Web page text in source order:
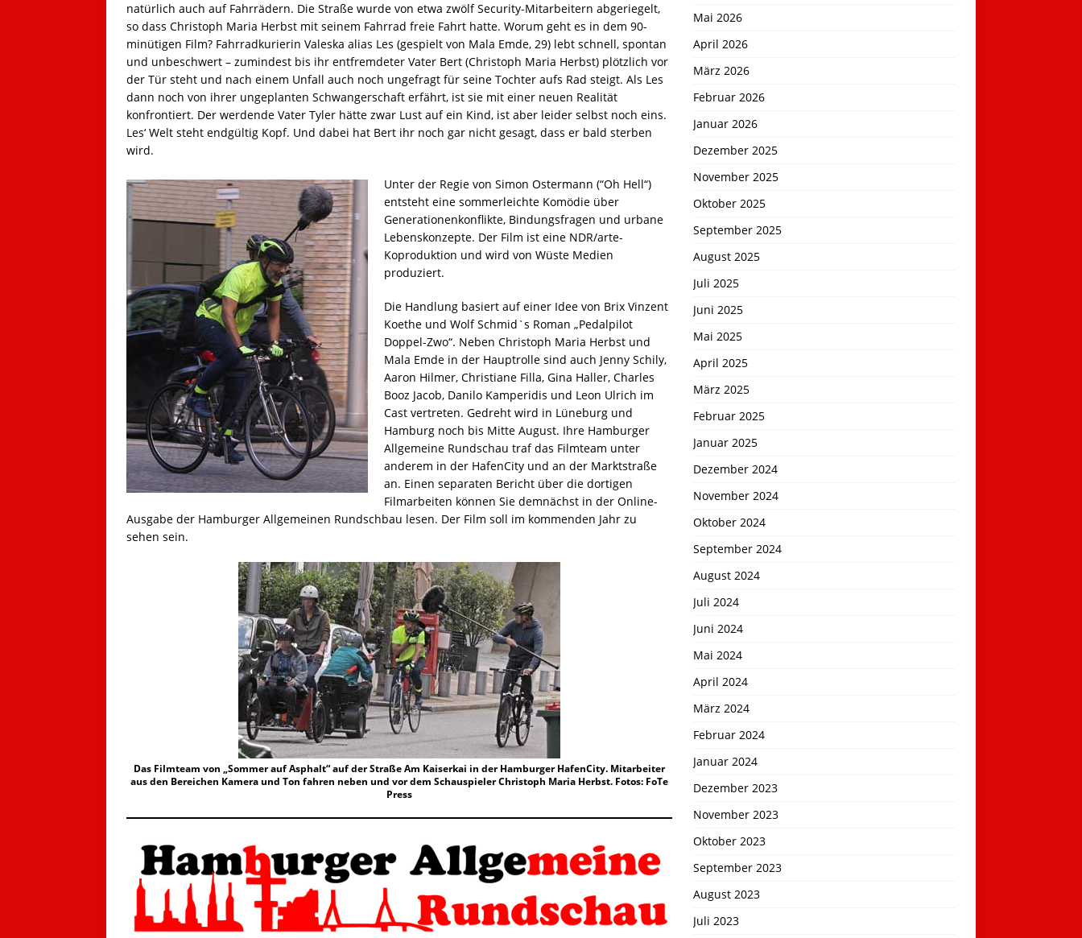
natürlich auch auf Fahrrädern. Die Straße wurde von etwa zwölf Security-Mitarbeitern abgeriegelt,
so dass Christoph Maria Herbst mit seinem Fahrrad freie Fahrt hatte. Worum geht es in dem 90-
minütigen Film? Fahrradkurierin Valeska alias Les (gespielt von Mala Emde, 29) lebt schnell, spontan
und unbeschwert – zumindest bis ihr entfremdeter Vater Bert (Christoph Maria Herbst) plötzlich vor
der Tür steht und nach einem Unfall auch noch ungefragt für seine Tochter aufs Rad steigt. Als Les
dann noch von ihrer ungeplanten Schwangerschaft erfährt, ist sie mit einer neuen Realität
konfrontiert. Der werdende Vater Tyler hätte zwar Lust auf ein Kind, ist aber leider selbst noch eins.
Les‘ Welt steht endgültig Kopf. Und dabei hat Bert ihr noch gar nicht gesagt, dass er bald sterben
wird.
Unter der Regie von Simon Ostermann (“Oh Hell“)
entsteht eine sommerleichte Komödie über
Generationenkonflikte, Bindungsfragen und urbane
Lebenskonzepte. Der Film ist eine NDR/arte-
Koproduktion und wird von Wüste Medien
produziert.
Die Handlung basiert auf einer Idee von Brix Vinzent
Koethe und Wolf Schmid`s Roman „Pedalpilot
Doppel-Zwo“. Neben Christoph Maria Herbst und
Mala Emde in der Hauptrolle sind auch Jenny Schily,
Aaron Hilmer, Christiane Filla, Gina Haller, Charles
Booz Jacob, Danilo Kamperidis und Leon Ulrich im
Cast vertreten. Gedreht wird in Lüneburg und
Hamburg noch bis Mitte August. Ihre Hamburger
Allgemeine Rundschau traf das Filmteam unter
anderem in der HafenCity und an der Marktstraße
an. Einen separaten Bericht über die dortigen
Filmarbeiten können Sie demnächst in der Online-
Ausgabe der Hamburger Allgemeinen Rundschbau lesen. Der Film soll im kommenden Jahr zu
sehen sein.
Das Filmteam von „Sommer auf Asphalt“ auf der Straße Am Kaiserkai in der Hamburger HafenCity. Mitarbeiter
aus den Bereichen Kamera und Ton fahren neben und vor dem Schauspieler Christoph Maria Herbst. Fotos: FoTe
Press
Mai 2026
April 2026
März 2026
Februar 2026
Januar 2026
Dezember 2025
November 2025
Oktober 2025
September 2025
August 2025
Juli 2025
Juni 2025
Mai 2025
April 2025
März 2025
Februar 2025
Januar 2025
Dezember 2024
November 2024
Oktober 2024
September 2024
August 2024
Juli 2024
Juni 2024
Mai 2024
April 2024
März 2024
Februar 2024
Januar 2024
Dezember 2023
November 2023
Oktober 2023
September 2023
August 2023
Juli 2023